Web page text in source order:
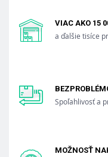
VIAC AKO 15
a ďalšie tisíce
Spoľahlivosť a
MOŽNOSŤ